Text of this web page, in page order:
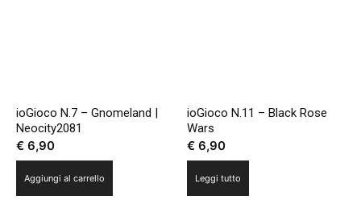
ioGioco N.7 – Gnomeland |
Neocity2081
€ 6,90
Aggiungi al carrello
ioGioco N.11 – Black Rose
Wars
€ 6,90
Leggi tutto